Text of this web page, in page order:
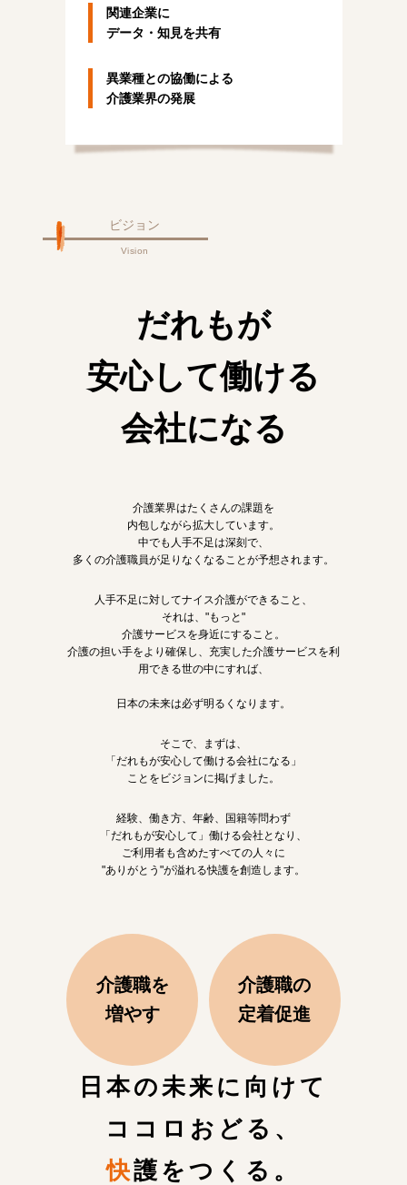
関連企業に
データ・知見を共有
異業種との協働による
介護業界の発展
ビジョン
Vision
だれもが
安心して働ける
会社になる
介護業界はたくさんの課題を
内包しながら拡大しています。
中でも人手不足は深刻で、
多くの介護職員が足りなくなることが予想されます。
人手不足に対してナイス介護ができること、
それは、"もっと"
介護サービスを身近にすること。
介護の担い手をより確保し、充実した介護サービスを利
用できる世の中にすれば、
日本の未来は必ず明るくなります。
そこで、まずは、
「だれもが安心して働ける会社になる」
ことをビジョンに掲げました。
経験、働き方、年齢、国籍等問わず
「だれもが安心して」働ける会社となり、
ご利用者も含めたすべての人々に
"ありがとう"が溢れる快護を創造します。
介護職を
増やす
介護職の
定着促進
日本の未来に向けて
ココロおどる、
快護をつくる。